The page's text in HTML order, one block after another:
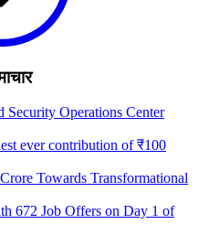
Operations Center
ever contribution of ₹100
Towards Transformational
672 Job Offers on Day 1 of